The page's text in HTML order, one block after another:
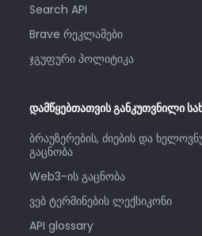
Search API
Brave რეკლამები
ჯგუფური პოლიტიკა
დამწყებთათვის განკუთვნილი
ბრაუზერების, ძიების და
გაცნობა
Web3-ის გაცნობა
ვებ ტერმინების ლექსიკონი
API glossary